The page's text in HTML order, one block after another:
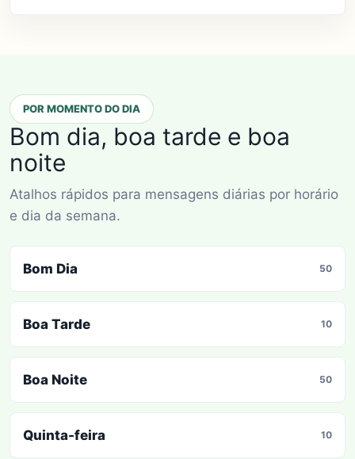
POR MOMENTO DO DIA
Bom dia, boa tarde e boa
noite
Atalhos rápidos para mensagens diárias por horário
e dia da semana.
Bom Dia 50
Boa Tarde 10
Boa Noite 50
Quinta-feira 10